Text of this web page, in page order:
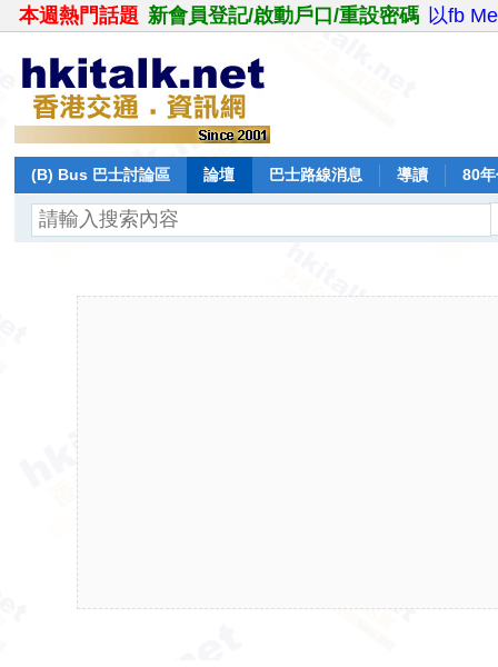
本週熱門話題 新會員登記/啟動戶口/重設密碼 以fb
(B) Bus 巴士討論區 論壇 巴士路線消息 導讀 80